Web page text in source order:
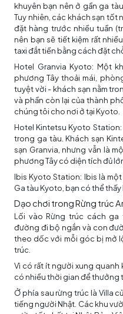
khuyên bạn nên ở gần ga
Tuy nhiên, các khách sạn
đặt hàng trước nhiều tuần
nên bạn sẽ tiết kiệm rất
taxi đắt tiền bằng cách đặt
Hotel Granvia Kyoto: Một
phương Tây thoải mái,
tuyệt vời - khách sạn nằm
và phần còn lại của thành
chúng tôi cho nơi ở tại Kyoto.
Hotel Kintetsu Kyoto
trong ga tàu. Khách sạn
sạn Granvia, nhưng vẫn là
phương Tây có diện tích đủ
Ibis Kyoto Station: Ibis là
Ga tàu Kyoto, bạn có thể
Dạo chơi trong Rừng trúc
Lối vào Rừng trúc cách ga
đường đi bộ ngắn và con
theo dốc với mỗi góc bị mở
trúc.
Vì có rất ít người xung
có nhiều thời gian để thưởng
Ở phía sau rừng trúc là Villa
tiếng người Nhật. Các khu